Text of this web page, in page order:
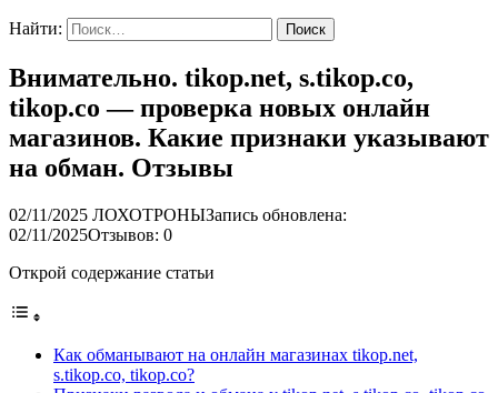
Найти:
Внимательно. tikop.net, s.tikop.co,
tikop.co — проверка новых онлайн
магазинов. Какие признаки указывают
на обман. Отзывы
02/11/2025 ЛОХОТРОНЫЗапись обновлена:
02/11/2025Отзывов: 0
Открой содержание статьи
Как обманывают на онлайн магазинах tikop.net,
s.tikop.co, tikop.co?